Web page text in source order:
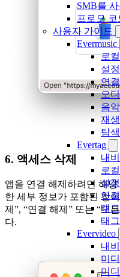
SMB를
프로모
사용자 가이드
Evermusic
로
설정
연
오
음
재
탐색
Evertag
내
로
설정
연
태
태
Evervideo
내
미
미
6. 액세스 삭제
앱을 연결 해제하려면 해
한 세부 정보가 포함된 창
제”, “연결 해제” 또는 “모
다.